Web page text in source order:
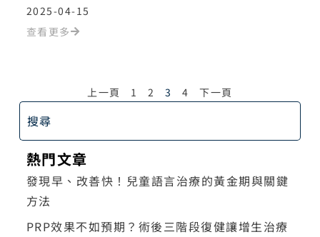
2025-04-15
查看更多
上一頁 1 2 3 4 下一頁
熱門文章
發現早、改善快！兒童語言治療的黃金期與關鍵
方法
PRP效果不如預期？術後三階段復健讓增生治療